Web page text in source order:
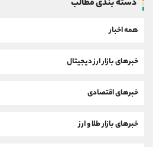
دسته بندی مطالب
همه اخبار
خبرهای بازار ارز دیجیتال
خبرهای اقتصادی
خبرهای بازار طلا و ارز